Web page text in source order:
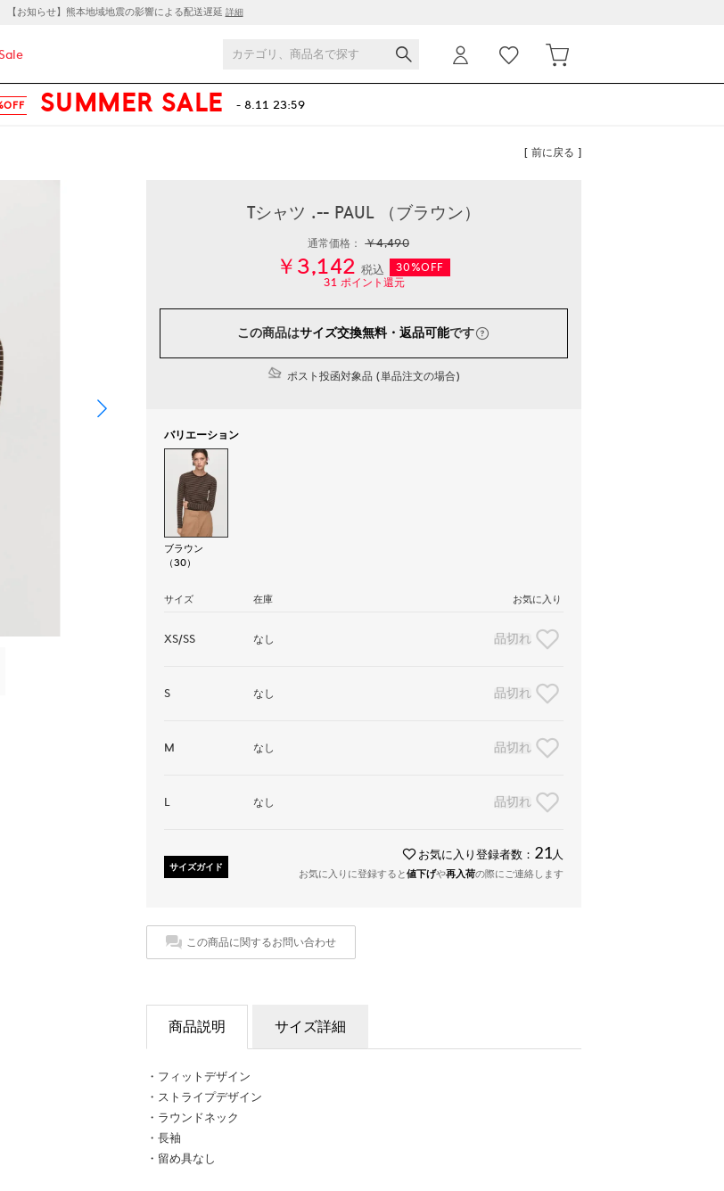
【お知らせ】熊本地域地震の影響による配送遅延 詳細
SUMMER SALE - 8.11 23:59
[ 前に戻る ]
Tシャツ .-- PAUL （ブラウン）
通常価格：￥4,490
￥3,142 税込
30%OFF
31ポイント還元
この商品はサイズ交換無料・返品可能です
ポスト投函対象品 (単品注文の場合)
バリエーション
ブラウン
（30）
サイズ 在庫 お気に入り
XS/SS なし 品切れ
S なし 品切れ
M なし 品切れ
L なし 品切れ
サイズガイド
お気に入り登録者数： 21 人
お気に入りに登録すると値下げや再入荷の際にご連絡します
この商品に関するお問い合わせ
商品説明 サイズ詳細
・フィットデザイン
・ストライプデザイン
・ラウンドネック
・長袖
・留め具なし